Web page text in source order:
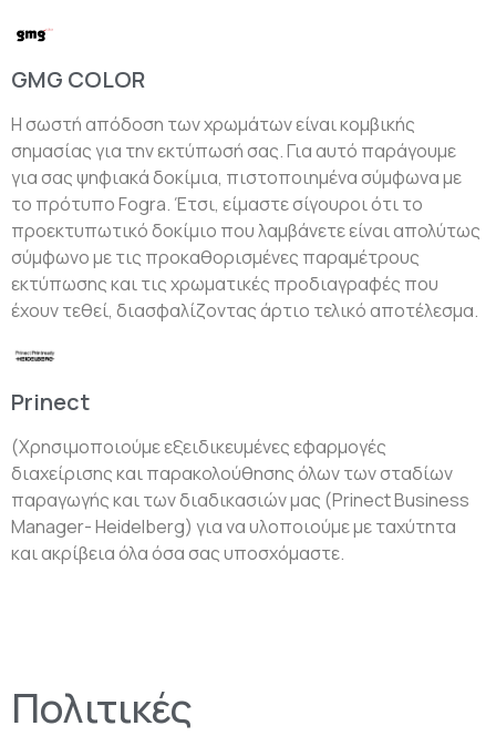
GMG COLOR
Η σωστή απόδοση των χρωμάτων είναι κομβικής
σημασίας για την εκτύπωσή σας. Για αυτό παράγουμε
για σας ψηφιακά δοκίμια, πιστοποιημένα σύμφωνα με
το πρότυπο Fogra. Έτσι, είμαστε σίγουροι ότι το
προεκτυπωτικό δοκίμιο που λαμβάνετε είναι απολύτως
σύμφωνο με τις προκαθορισμένες παραμέτρους
εκτύπωσης και τις χρωματικές προδιαγραφές που
έχουν τεθεί, διασφαλίζοντας άρτιο τελικό αποτέλεσμα.
Prinect
(Xρησιμοποιούμε εξειδικευμένες εφαρμογές
διαχείρισης και παρακολούθησης όλων των σταδίων
παραγωγής και των διαδικασιών μας (Prinect Business
Manager- Heidelberg) για να υλοποιούμε με ταχύτητα
και ακρίβεια όλα όσα σας υποσχόμαστε.
Πολιτικές